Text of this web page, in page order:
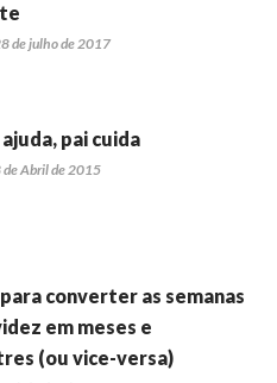
de julho de 2017
ajuda, pai cuida
de Abril de 2015
converter as semanas
em meses e
(ou vice-versa)